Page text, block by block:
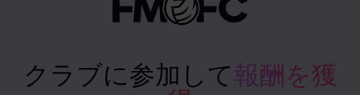
クラブに参加して報酬を獲